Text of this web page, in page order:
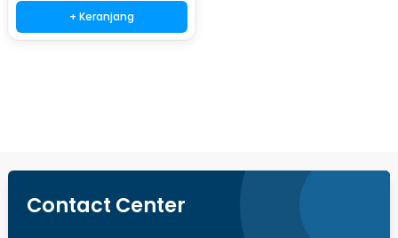
+ Keranjang
Contact Center